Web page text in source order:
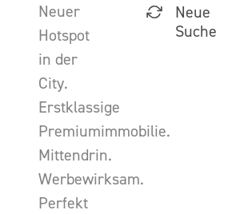
Neuer
Hotspot
in der
City.
Erstklassige
Premiumimmobilie.
Mittendrin.
Werbewirksam.
Perfekt
Neue
Suche